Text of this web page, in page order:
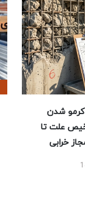
کرمو شدن
علت تا
خرابی